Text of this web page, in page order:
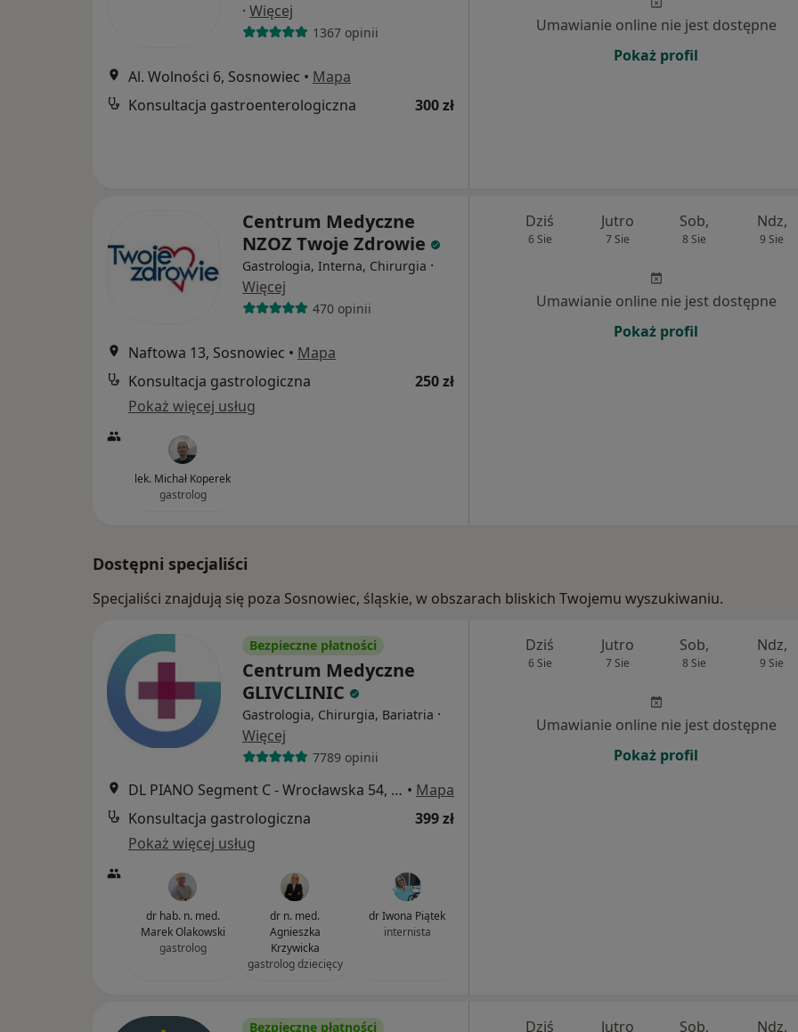
· Więcej
1367 opinii
Al. Wolności 6, Sosnowiec • Mapa
Konsultacja gastroenterologiczna
300 zł
Umawianie online nie jest dostępne
Pokaż profil
Centrum Medyczne
NZOZ Twoje Zdrowie
Gastrologia, Interna, Chirurgia ·
Więcej
470 opinii
Naftowa 13, Sosnowiec • Mapa
Konsultacja gastrologiczna
250 zł
Pokaż więcej usług
lek. Michał Koperek
gastrolog
Dziś
6 Sie
Jutro
7 Sie
Sob,
8 Sie
Ndz,
9 Sie
Umawianie online nie jest dostępne
Pokaż profil
Dostępni specjaliści
Specjaliści znajdują się poza Sosnowiec, śląskie, w obszarach bliskich Twojemu wyszukiwaniu.
Bezpieczne płatności
Centrum Medyczne
GLIVCLINIC
Gastrologia, Chirurgia, Bariatria ·
Więcej
7789 opinii
DL PIANO Segment C - Wrocławska 54, Katowice • Mapa
Konsultacja gastrologiczna
399 zł
Pokaż więcej usług
dr hab. n. med.
Marek Olakowski
gastrolog
dr n. med.
Agnieszka
Krzywicka
gastrolog dziecięcy
dr Iwona Piątek
internista
Dziś
6 Sie
Jutro
7 Sie
Sob,
8 Sie
Ndz,
9 Sie
Umawianie online nie jest dostępne
Pokaż profil
Bezpieczne płatności Dziś Jutro Sob, Ndz,